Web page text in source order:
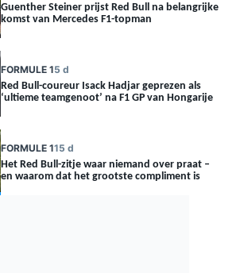
Guenther Steiner prijst Red Bull na belangrijke
komst van Mercedes F1-topman
FORMULE 15 d
Red Bull-coureur Isack Hadjar geprezen als
‘ultieme teamgenoot’ na F1 GP van Hongarije
FORMULE 115 d
Het Red Bull-zitje waar niemand over praat –
en waarom dat het grootste compliment is